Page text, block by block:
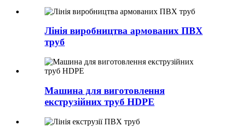
Лінія виробництва армованих ПВХ
труб
Машина для виготовлення
екструзійних труб HDPE